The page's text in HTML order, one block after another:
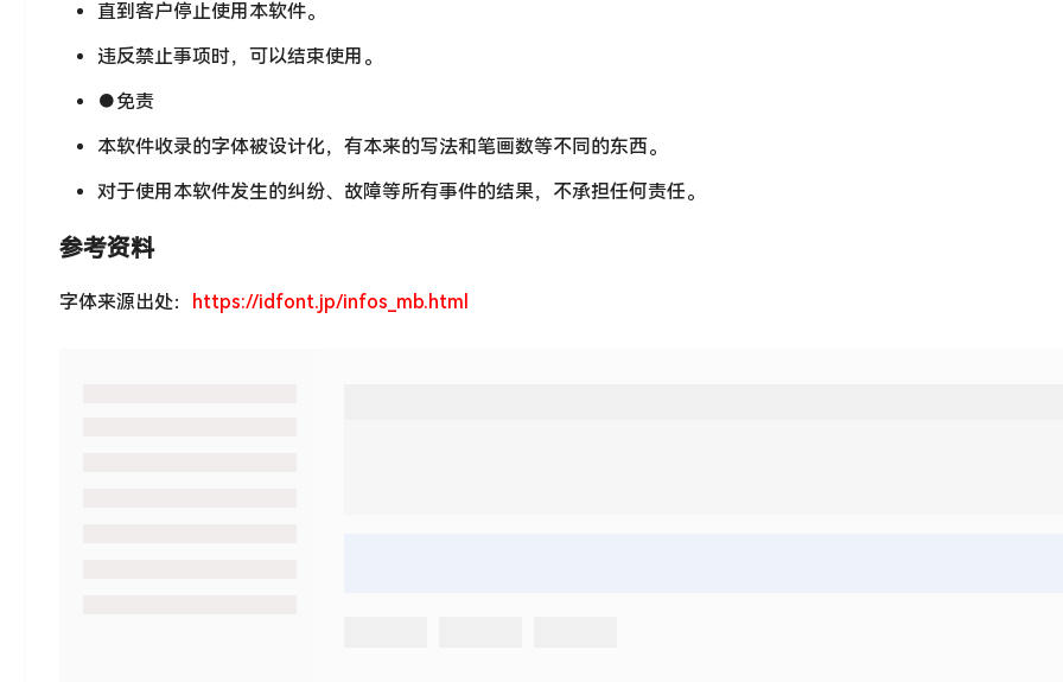
直到客户停止使用本软件。
违反禁止事项时，可以结束使用。
●免责
本软件收录的字体被设计化，有本来的写法和笔画数等不同的东西。
对于使用本软件发生的纠纷、故障等所有事件的结果，不承担任何责任。
参考资料
字体来源出处： https://idfont.jp/infos_mb.html